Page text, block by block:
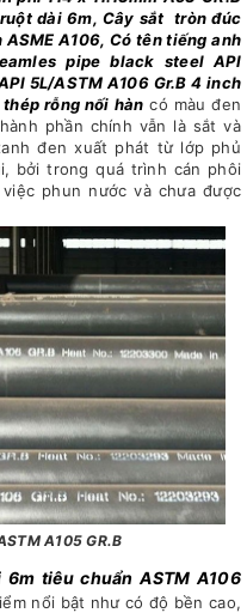
dài 6m, Cây sắt tròn đúc
A106, Có tên tiếng anh
pipe black steel API
5L/ASTM A106 Gr.B 4 inch
thép rỗng nối hàn có màu đen
phần chính vẫn là sắt và
đen xuất phát từ lớp phủ
bởi trong quá trình cán phôi
phun nước và chưa được
A105 GR.B
tiêu chuẩn ASTM A106
nổi bật như có độ bền cao,